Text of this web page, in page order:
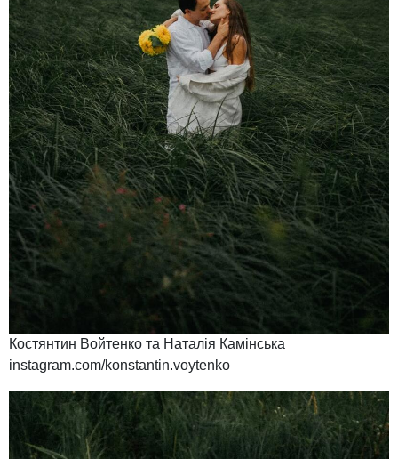
Костянтин Войтенко та Наталія Камінська
instagram.com/konstantin.voytenko